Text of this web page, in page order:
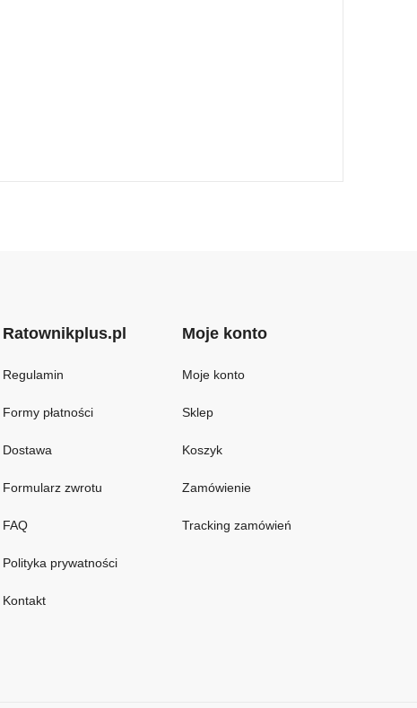
Ratownikplus.pl
Regulamin
Formy płatności
Dostawa
Formularz zwrotu
FAQ
Polityka prywatności
Kontakt
Moje konto
Moje konto
Sklep
Koszyk
Zamówienie
Tracking zamówień